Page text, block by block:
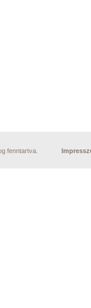
fenntartva.